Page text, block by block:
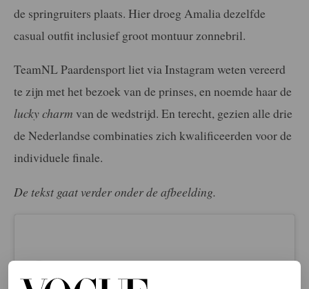
de springruiters plaats. Hier droeg Amalia dezelfde
casual outfit inclusief groot montuur zonnebril.
TeamNL Paardensport liet via Instagram weten vereerd
te zijn met het bezoek van de prinses, en noemde haar de
lucky charm van de wedstrijd. En terecht, gezien alle drie
de Nederlandse combinaties zich kwalificeerden voor de
individuele finale.
De tekst gaat verder onder de afbeelding.